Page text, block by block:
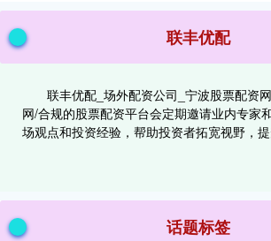
联丰优配
联丰优配_场外配资公司_宁波股票配资
网/合规的股票配资平台会定期邀请业内专家
场观点和投资经验，帮助投资者拓宽视野，提
话题标签